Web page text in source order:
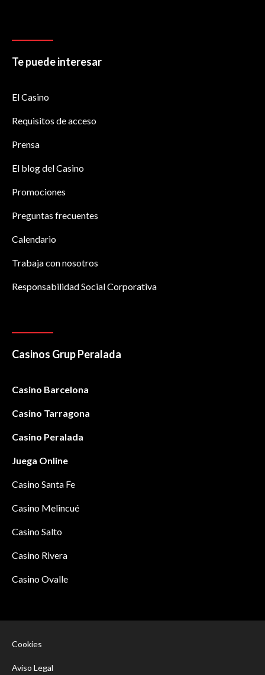
Te puede interesar
El Casino
Requisitos de acceso
Prensa
El blog del Casino
Promociones
Preguntas frecuentes
Calendario
Trabaja con nosotros
Responsabilidad Social Corporativa
Casinos Grup Peralada
Casino Barcelona
Casino Tarragona
Casino Peralada
Juega Online
Casino Santa Fe
Casino Melincué
Casino Salto
Casino Rivera
Casino Ovalle
Cookies
Aviso Legal